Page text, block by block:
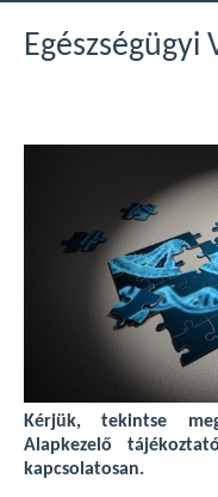
Egészségügyi
Kérjük, tekintse
Alapkezelő
kapcsolatosan.